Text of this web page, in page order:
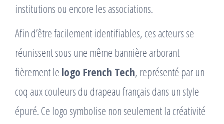
institutions ou encore les associations.
Afin d’être facilement identifiables, ces acteurs se
réunissent sous une même bannière arborant
fièrement le logo French Tech, représenté par un
coq aux couleurs du drapeau français dans un style
épuré. Ce logo symbolise non seulement la créativité